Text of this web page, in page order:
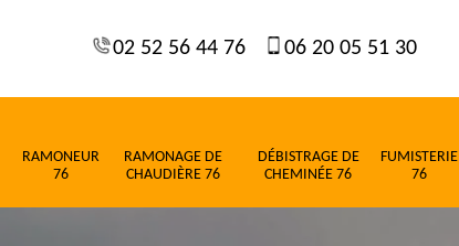
02 52 56 44 76 06 20 05 51 30
RAMONEUR
76
RAMONAGE DE
CHAUDIÈRE 76
DÉBISTRAGE DE
CHEMINÉE 76
FUMISTERIE
76